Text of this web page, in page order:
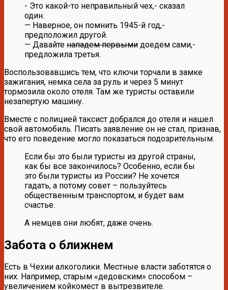
- Это какой-то неправильный чех,- сказал
один.
— Наверное, он помнить 1945-й год,-
предположил другой.
— Давайте нападем первыми доедем сами,-
предложила третья.
Воспользовавшись тем, что ключи торчали в замке
зажигания, немка села за руль и через 5 минут
тормозила около отеля. Там же туристы оставили
незапертую машину.
Вместе с полицией таксист добрался до отеля и нашел
свой автомобиль. Писать заявление он не стал, признав,
что его поведение могло показаться подозрительным.
Если бы это были туристы из другой страны,
как бы все закончилось? Особенно, если бы
это были туристы из России? Не хочется
гадать, а потому совет – пользуйтесь
общественным транспортом, и будет вам
счастье.
А немцев они любят, даже очень.
Забота о ближнем
Есть в Чехии алкоголики. Местные власти заботятся о
них. Например, старым «дедовским» способом –
увеличением койкомест в вытрезвителе.